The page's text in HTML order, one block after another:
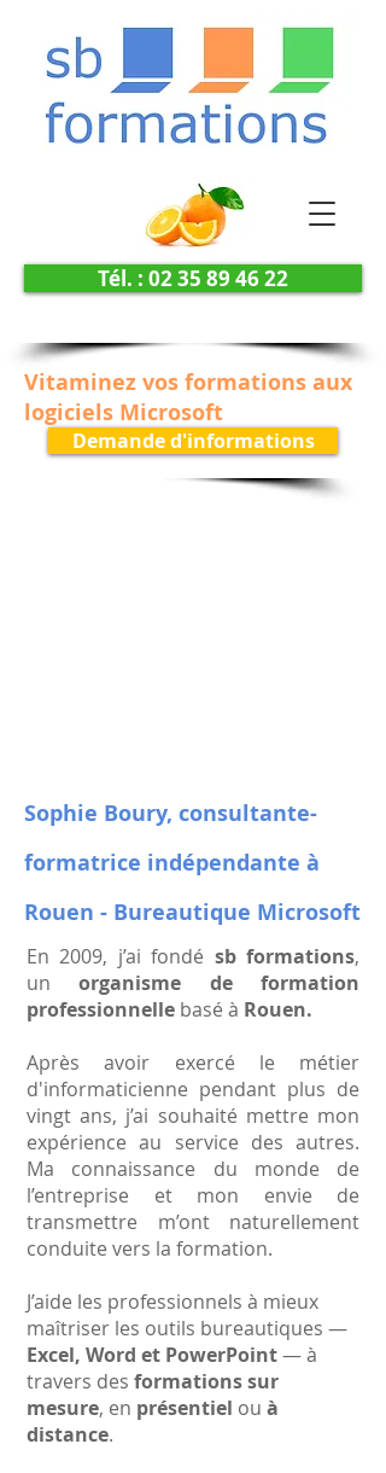
Tél. : 02 35 89 46 22
Vitaminez vos formations aux
logiciels Microsoft
Demande d'informations
Sophie Boury, consultante-
formatrice indépendante à
Rouen - Bureautique Microsoft
En 2009, j’ai fondé sb formations,
unorganisme de formation
professionnelle basé à Rouen.
Après avoir exercé le métier
d'informaticienne pendant plus de
vingt ans, j’ai souhaité mettre mon
expérience au service des autres.
Ma connaissance du monde de
l’entreprise et mon envie de
transmettre m’ont naturellement
conduite vers la formation.
J’aide les professionnels à mieux
maîtriser les outils bureautiques —
Excel, Word et PowerPoint— à
travers des formations sur
mesure, en présentiel ou à
distance.